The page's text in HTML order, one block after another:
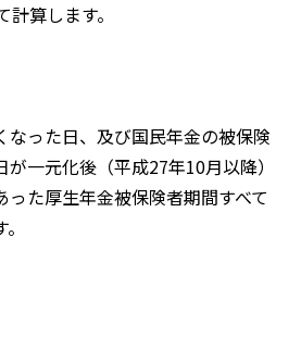
算します。
なった日、及び国民年金の被保険
一元化後（平成27年10月以降）
った厚生年金被保険者期間すべて